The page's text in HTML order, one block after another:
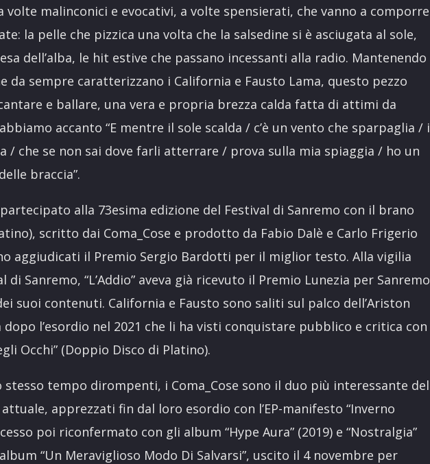
volte malinconici e evocativi, a volte spensierati, che vanno a comporre
la pelle che pizzica una volta che la salsedine si è asciugata al sole,
dell’alba, le hit estive che passano incessanti alla radio. Mantenendo
da sempre caratterizzano i California e Fausto Lama, questo pezzo
e ballare, una vera e propria brezza calda fatta di attimi da
accanto “E mentre il sole scalda / c’è un vento che sparpaglia / i
/ che se non sai dove farli atterrare / prova sulla mia spiaggia / ho un
braccia”.
partecipato alla 73esima edizione del Festival di Sanremo con il brano
scritto dai Coma_Cose e prodotto da Fabio Dalè e Carlo Frigerio
aggiudicati il Premio Sergio Bardotti per il miglior testo. Alla vigilia
di Sanremo, “L’Addio” aveva già ricevuto il Premio Lunezia per Sanremo
suoi contenuti. California e Fausto sono saliti sul palco dell’Ariston
dopo l’esordio nel 2021 che li ha visti conquistare pubblico e critica con
Occhi” (Doppio Disco di Platino).
tempo dirompenti, i Coma_Cose sono il duo più interessante del
apprezzati fin dal loro esordio con l’EP-manifesto “Inverno
poi riconfermato con gli album “Hype Aura” (2019) e “Nostralgia”
“Un Meraviglioso Modo Di Salvarsi”, uscito il 4 novembre per